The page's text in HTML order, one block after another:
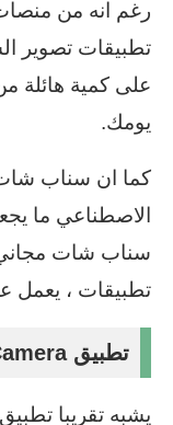
رغم انه من منصات
تطبيقات تصوير
على كمية هائلة
يومك.
كما ان سناب شات
الاصطناعي ما
سناب شات مجاني
تطبيقات ، يعمل
تطبيق B612 Camera